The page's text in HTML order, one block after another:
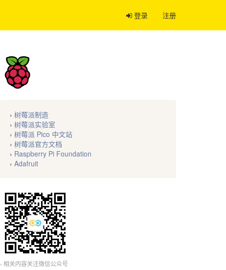
登录 注册
› 树莓派制造
› 树莓派实验室
› 树莓派 Pico 中文站
› 树莓派官方文档
› Raspberry Pi Foundation
› Adafruit
› 相关内容关注微信公众号